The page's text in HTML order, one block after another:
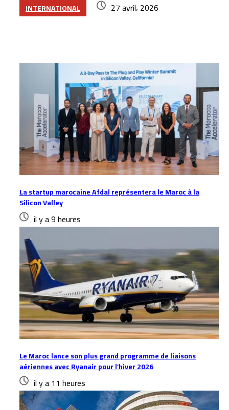
INTERNATIONAL 27 avril، 2026
La startup marocaine Afdal représentera le Maroc à la
Silicon Valley
il y a 9 heures
Le Maroc lance son plus grand programme de liaisons
aériennes avec Ryanair pour l’hiver 2026
il y a 11 heures